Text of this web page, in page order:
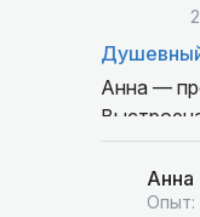
Анна —
готова
заранее
Анна
Опыт: